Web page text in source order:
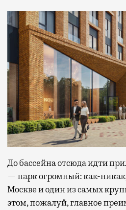
До бассейна отсюда идти
— парк огромный: как-
Москве и один из самых
этом, пожалуй, главное